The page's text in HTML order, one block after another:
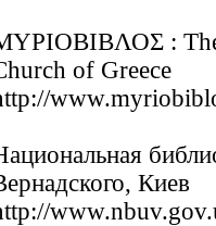
: The
of Greece
Киев